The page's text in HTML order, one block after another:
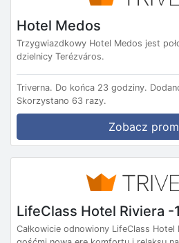
Hotel Medos
Trzygwiazdkowy Hotel Medos jest
dzielnicy Terézváros.
Triverna. Do końca 23 godziny.
Skorzystano 63 razy.
Zobacz
LifeClass Hotel Riviera -
Całkowicie odnowiony LifeClass Hotel